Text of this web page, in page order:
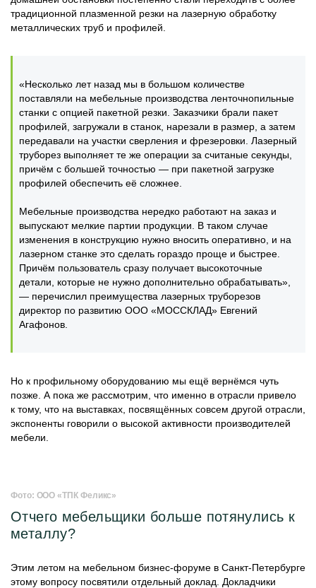
традиционной плазменной резки на лазерную обработку
металлических труб и профилей.
«Несколько лет назад мы в большом количестве
поставляли на мебельные производства ленточнопильные
станки с опцией пакетной резки. Заказчики брали пакет
профилей, загружали в станок, нарезали в размер, а затем
передавали на участки сверления и фрезеровки. Лазерный
труборез выполняет те же операции за считаные секунды,
причём с большей точностью — при пакетной загрузке
профилей обеспечить её сложнее.
Мебельные производства нередко работают на заказ и
выпускают мелкие партии продукции. В таком случае
изменения в конструкцию нужно вносить оперативно, и на
лазерном станке это сделать гораздо проще и быстрее.
Причём пользователь сразу получает высокоточные
детали, которые не нужно дополнительно обрабатывать»,
— перечислил преимущества лазерных труборезов
директор по развитию ООО «МОССКЛАД» Евгений
Агафонов.
Но к профильному оборудованию мы ещё вернёмся чуть
позже. А пока же рассмотрим, что именно в отрасли привело
к тому, что на выставках, посвящённых совсем другой отрасли,
экспоненты говорили о высокой активности производителей
мебели.
Фото: ООО «ТПК Феликс»
Отчего мебельщики больше потянулись к
металлу?
Этим летом на мебельном бизнес-форуме в Санкт-Петербурге
этому вопросу посвятили отдельный доклад. Докладчики